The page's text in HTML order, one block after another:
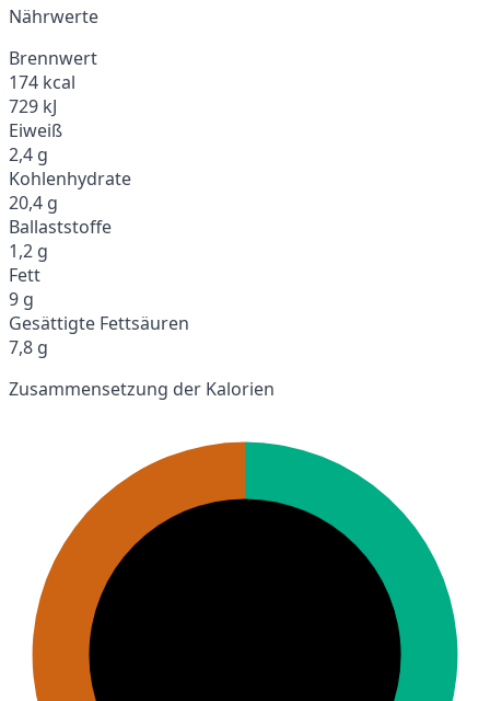
Nährwerte
Brennwert
174 kcal
729 kJ
Eiweiß
2,4 g
Kohlenhydrate
20,4 g
Ballaststoffe
1,2 g
Fett
9 g
Gesättigte Fettsäuren
7,8 g
Zusammensetzung der Kalorien